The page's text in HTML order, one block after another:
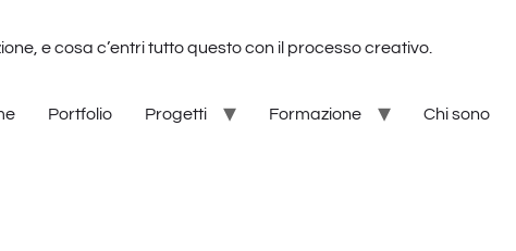
e cosa c’entri tutto questo con il processo creativo.
Portfolio Progetti Formazione Chi sono